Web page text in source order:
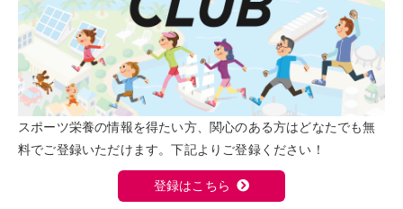
スポーツ栄養の情報を得たい方、関心のある方はどなたでも無
料でご登録いただけます。下記よりご登録ください！
登録はこちら